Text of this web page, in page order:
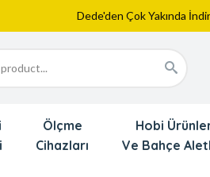
Web Sitemiz
Yeni Eklenen Ürünlerimizi
Ölçme
Cihazları
Hobi
Ve Bahçe